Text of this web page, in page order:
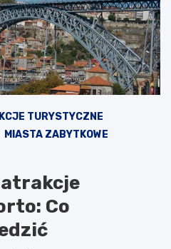
TURYSTYCZNE
MIASTA ZABYTKOWE
Co